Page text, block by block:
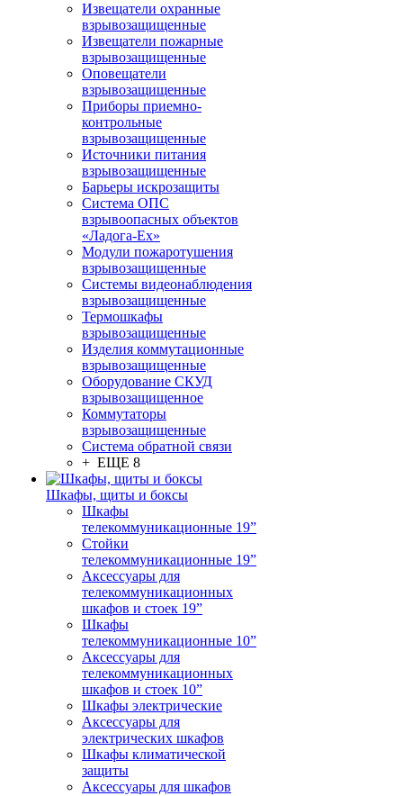
Извещатели охранные
взрывозащищенные
Извещатели пожарные
взрывозащищенные
Оповещатели
взрывозащищенные
Приборы приемно-
контрольные
взрывозащищенные
Источники питания
взрывозащищенные
Барьеры искрозащиты
Система ОПС
взрывоопасных объектов
«Ладога-Ex»
Модули пожаротушения
взрывозащищенные
Системы видеонаблюдения
взрывозащищенные
Термошкафы
взрывозащищенные
Изделия коммутационные
взрывозащищенные
Оборудование СКУД
взрывозащищенное
Коммутаторы
взрывозащищенные
Система обратной связи
+ ЕЩЕ 8
Шкафы, щиты и боксы
Шкафы
телекоммуникационные 19”
Стойки
телекоммуникационные 19”
Аксессуары для
телекоммуникационных
шкафов и стоек 19”
Шкафы
телекоммуникационные 10”
Аксессуары для
телекоммуникационных
шкафов и стоек 10”
Шкафы электрические
Аксессуары для
электрических шкафов
Шкафы климатической
защиты
Аксессуары для шкафов